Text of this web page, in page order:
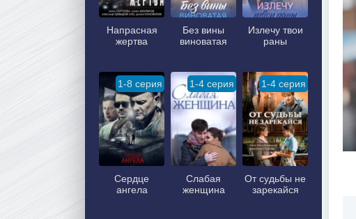
Напрасная
жертва
Без вины
виноватая
Излечу твои
раны
1-8 серия
Сердце
ангела
1-4 серия
Слабая
женщина
1-4 серия
От судьбы не
зарекайся